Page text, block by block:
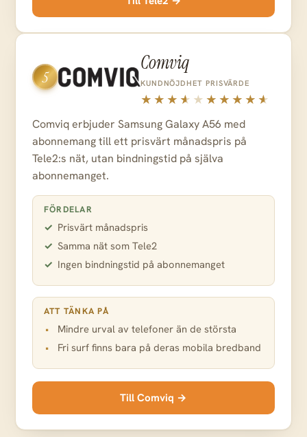
5
Comviq
KUNDNÖJDHET PRISVÄRDE
Comviq erbjuder Samsung Galaxy A56 med
abonnemang till ett prisvärt månadspris på
Tele2:s nät, utan bindningstid på själva
abonnemanget.
FÖRDELAR
Prisvärt månadspris
Samma nät som Tele2
Ingen bindningstid på abonnemanget
ATT TÄNKA PÅ
Mindre urval av telefoner än de största
Fri surf finns bara på deras mobila bredband
Till Comviq →